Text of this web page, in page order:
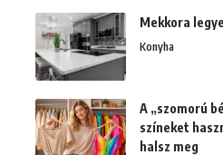
Mekkora
Konyha
A „szomorú
színeket
halsz meg